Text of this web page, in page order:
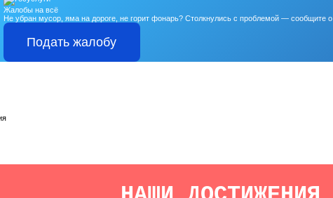
Жалобы на всё
Не убран мусор, яма на дороге, не горит фонарь? Столкнулись с проблемой — сообщите о
Подать жалобу